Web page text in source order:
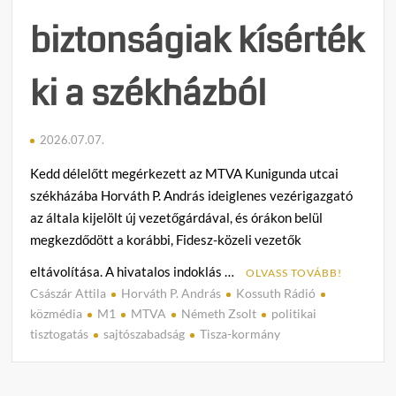
biztonságiak kísérték
ki a székházból
2026.07.07.
Kedd délelőtt megérkezett az MTVA Kunigunda utcai
székházába Horváth P. András ideiglenes vezérigazgató
az általa kijelölt új vezetőgárdával, és órákon belül
megkezdődött a korábbi, Fidesz-közeli vezetők
eltávolítása. A hivatalos indoklás …
OLVASS TOVÁBB!
Császár Attila Horváth P. András
Kossuth Rádió
közmédia
M1 MTVA Németh Zsolt
politikai
tisztogatás
sajtószabadság Tisza-kormány